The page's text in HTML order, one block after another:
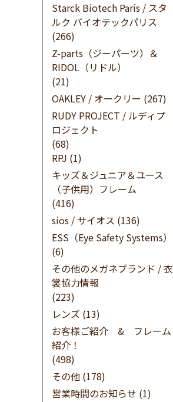
Starck Biotech Paris / スタ
ルク バイオテックパリス
(266)
Z-parts（ジーパーツ）＆
RIDOL（リドル）
(21)
OAKLEY / オークリー (267)
RUDY PROJECT / ルディプ
ロジェクト
(68)
RPJ (1)
キッズ＆ジュニア＆ユース
（子供用）フレーム
(416)
sios / サイオス (136)
ESS（Eye Safety Systems）
(6)
その他のメガネブランド / 衣
裳協力情報
(223)
レンズ (13)
お客様ご紹介 & フレーム
紹介！
(498)
その他 (178)
営業時間のお知らせ (1)